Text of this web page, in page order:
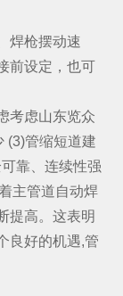
焊枪摆动速
前设定，也可
考虑山东览众
(3)管缩短道建
靠、连续性强
主管道自动焊
提高。这表明
良好的机遇,管